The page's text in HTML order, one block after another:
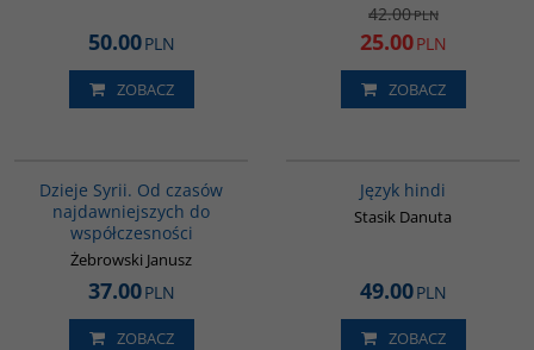
50.00PLN
ZOBACZ
42.00PLN
25.00PLN
ZOBACZ
Dzieje Syrii. Od czasów
najdawniejszych do
współczesności
Żebrowski Janusz
37.00PLN
ZOBACZ
Język hindi
Stasik Danuta
49.00PLN
ZOBACZ